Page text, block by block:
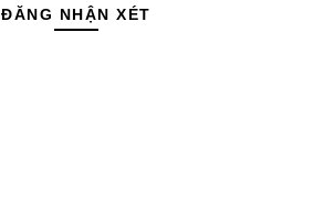
ĐĂNG NHẬN XÉT